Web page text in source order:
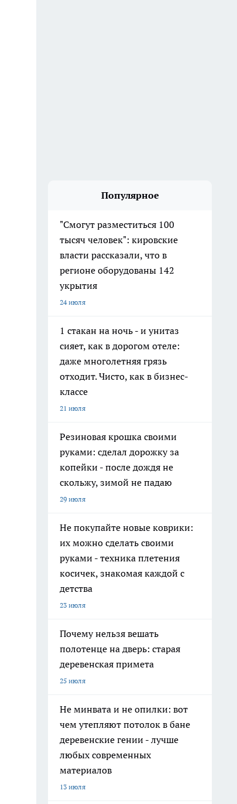
Популярное
"Смогут разместиться 100
тысяч человек": кировские
власти рассказали, что в
регионе оборудованы 142
укрытия
24 июля
1 стакан на ночь - и унитаз
сияет, как в дорогом отеле:
даже многолетняя грязь
отходит. Чисто, как в бизнес-
классе
21 июля
Резиновая крошка своими
руками: сделал дорожку за
копейки - после дождя не
скольжу, зимой не падаю
29 июля
Не покупайте новые коврики:
их можно сделать своими
руками - техника плетения
косичек, знакомая каждой с
детства
23 июля
Почему нельзя вешать
полотенце на дверь: старая
деревенская примета
25 июля
Не минвата и не опилки: вот
чем утепляют потолок в бане
деревенские гении - лучше
любых современных
материалов
13 июля